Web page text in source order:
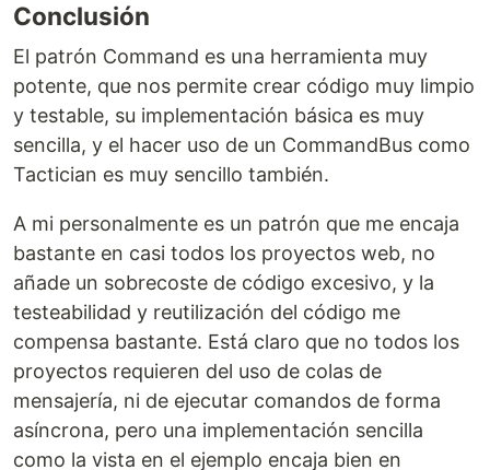
Conclusión
El patrón Command es una herramienta muy
potente, que nos permite crear código muy limpio
y testable, su implementación básica es muy
sencilla, y el hacer uso de un CommandBus como
Tactician es muy sencillo también.
A mi personalmente es un patrón que me encaja
bastante en casi todos los proyectos web, no
añade un sobrecoste de código excesivo, y la
testeabilidad y reutilización del código me
compensa bastante. Está claro que no todos los
proyectos requieren del uso de colas de
mensajería, ni de ejecutar comandos de forma
asíncrona, pero una implementación sencilla
como la vista en el ejemplo encaja bien en